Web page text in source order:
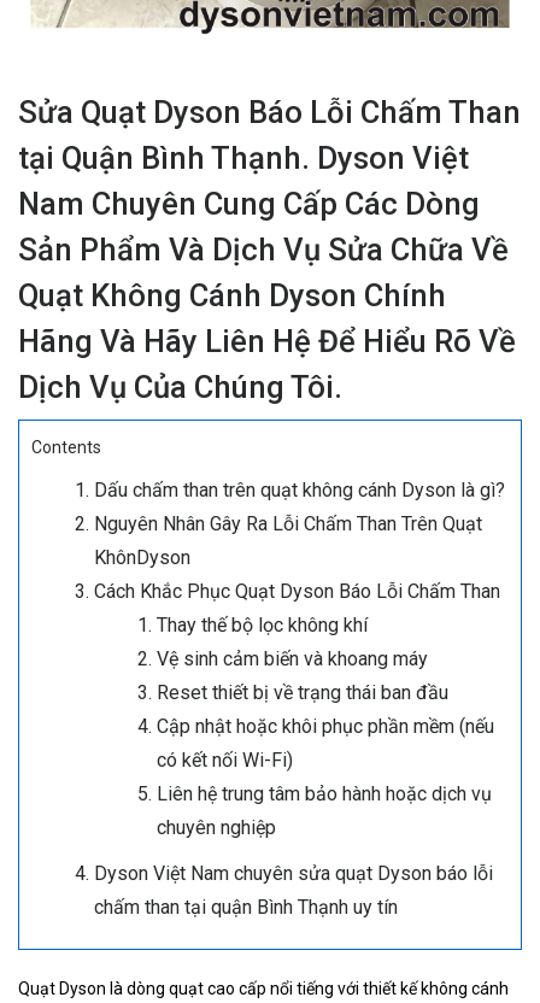
Sửa Quạt Dyson Báo Lỗi Chấm Than
tại Quận Bình Thạnh. Dyson Việt
Nam Chuyên Cung Cấp Các Dòng
Sản Phẩm Và Dịch Vụ Sửa Chữa Về
Quạt Không Cánh Dyson Chính
Hãng Và Hãy Liên Hệ Để Hiểu Rõ Về
Dịch Vụ Của Chúng Tôi.
Contents
Dấu chấm than trên quạt không cánh Dyson là gì?
Nguyên Nhân Gây Ra Lỗi Chấm Than Trên Quạt
KhônDyson
Cách Khắc Phục Quạt Dyson Báo Lỗi Chấm Than
Thay thế bộ lọc không khí
Vệ sinh cảm biến và khoang máy
Reset thiết bị về trạng thái ban đầu
Cập nhật hoặc khôi phục phần mềm (nếu
có kết nối Wi-Fi)
Liên hệ trung tâm bảo hành hoặc dịch vụ
chuyên nghiệp
Dyson Việt Nam chuyên sửa quạt Dyson báo lỗi
chấm than tại quận Bình Thạnh uy tín
Quạt Dyson là dòng quạt cao cấp nổi tiếng với thiết kế không cánh